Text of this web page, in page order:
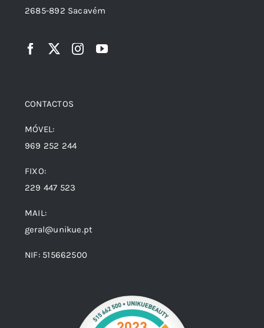
2685-892 Sacavém
CONTACTOS
MÓVEL:
969 252 244
FIXO:
229 447 523
MAIL:
geral@unikue.pt
NIF: 515662500